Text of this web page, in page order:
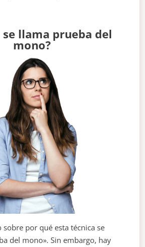
se llama prueba del
mono?
sobre por qué esta técnica se
del mono». Sin embargo, hay